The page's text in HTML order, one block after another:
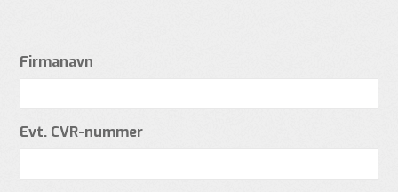
Firmanavn
Evt. CVR-nummer